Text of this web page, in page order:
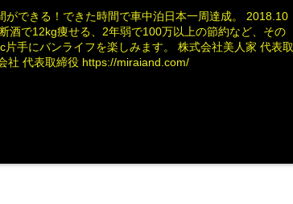
ができる！できた時間で車中泊日本一周達成。 2018.10
酒で12kg痩せる、2年弱で100万以上の節約など、その
片手にバンライフを楽しみます。 株式会社美人家 代表取
社 代表取締役 https://miraiand.com/